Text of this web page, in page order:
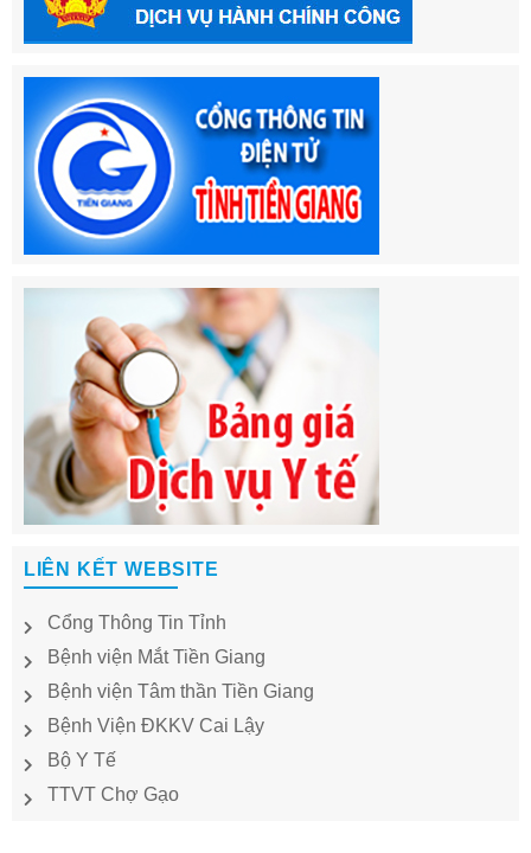
LIÊN KẾT WEBSITE
Cổng Thông Tin Tỉnh
Bệnh viện Mắt Tiền Giang
Bệnh viện Tâm thần Tiền Giang
Bệnh Viện ĐKKV Cai Lậy
Bộ Y Tế
TTVT Chợ Gạo